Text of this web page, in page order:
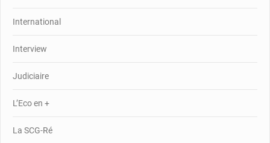
International
Interview
Judiciaire
L’Eco en +
La SCG-Ré